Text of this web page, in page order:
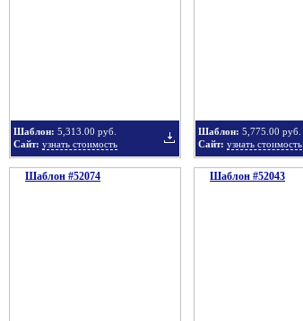
Шаблон: 5,313.00 руб.
Сайт: узнать стоимость
Шаблон: 5,775.00 руб.
Сайт: узнать стоимость
Шаблон #52074 Шаблон #52043